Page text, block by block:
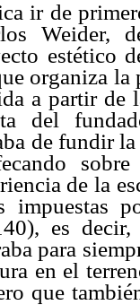
ir de
Weider,
estético
organiza la
a partir de
del
de fundir
de la
impuestas
es
para
en el
que